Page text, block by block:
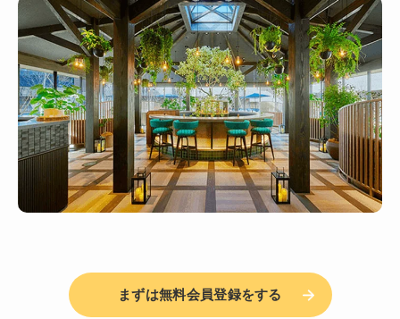
まずは無料会員登録をする